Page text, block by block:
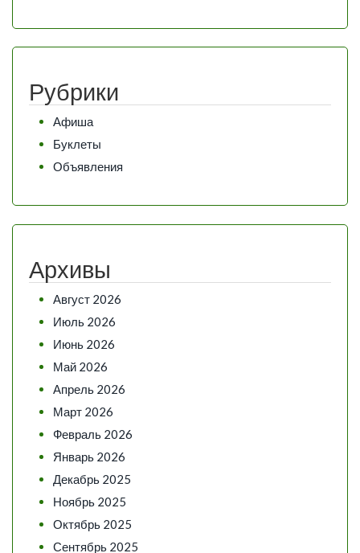
Рубрики
Афиша
Буклеты
Объявления
Архивы
Август 2026
Июль 2026
Июнь 2026
Май 2026
Апрель 2026
Март 2026
Февраль 2026
Январь 2026
Декабрь 2025
Ноябрь 2025
Октябрь 2025
Сентябрь 2025